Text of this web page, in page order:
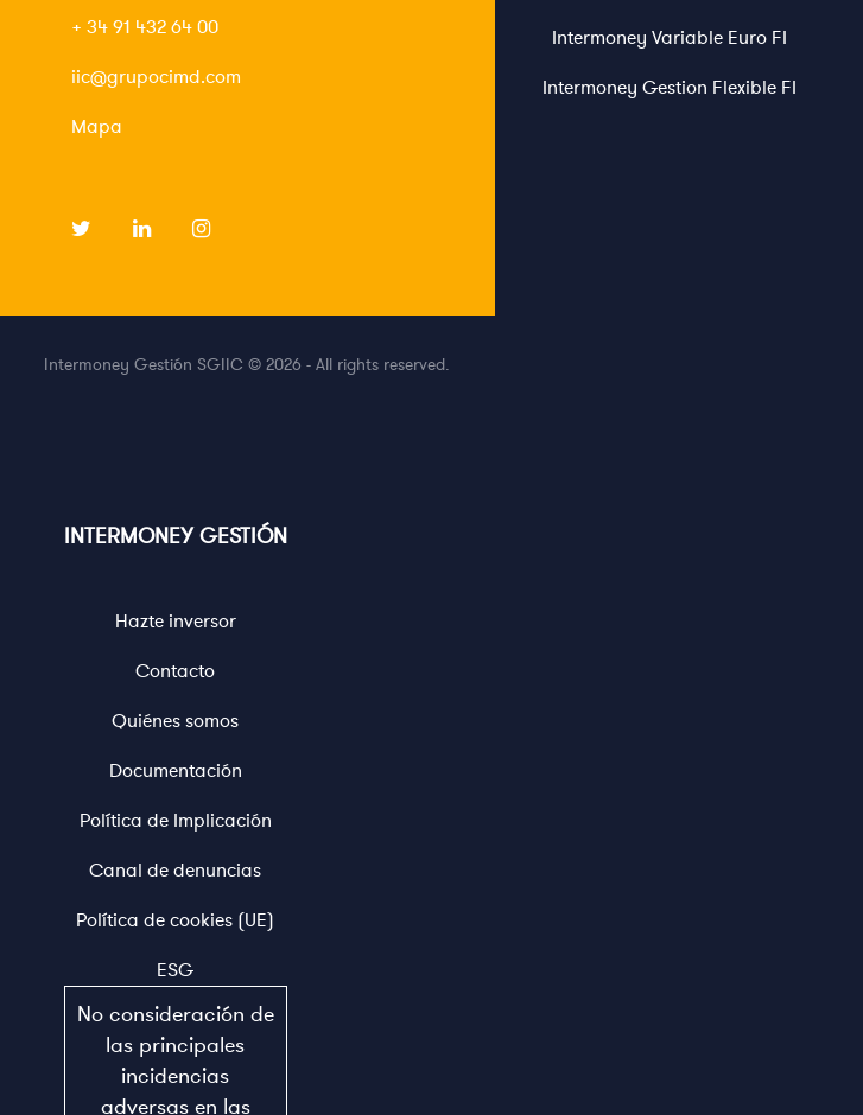
+ 34 91 432 64 00
iic@grupocimd.com
Mapa
Intermoney Gestión SGIIC © 2026 - All rights reserved.
Intermoney Variable Euro FI
Intermoney Gestion Flexible FI
INTERMONEY GESTIÓN
Hazte inversor
Contacto
Quiénes somos
Documentación
Política de Implicación
Canal de denuncias
Política de cookies (UE)
ESG
No consideración de
las principales
incidencias
adversas en las